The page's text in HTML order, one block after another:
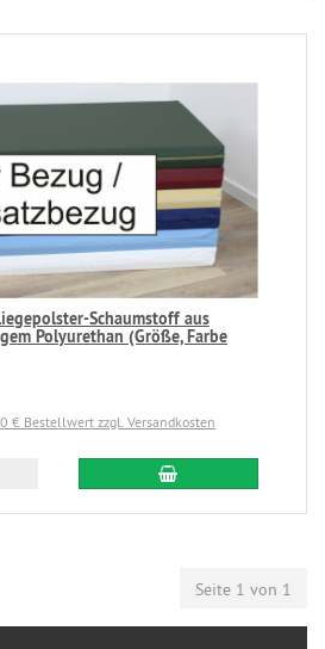
Schaumstoff aus
Polyurethan (Größe, Farbe
€ Bestellwert zzgl. Versandkosten
Seite 1 von 1